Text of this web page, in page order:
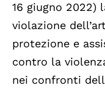
16 giugno 2022)
violazione
protezione e
contro la
nei confronti